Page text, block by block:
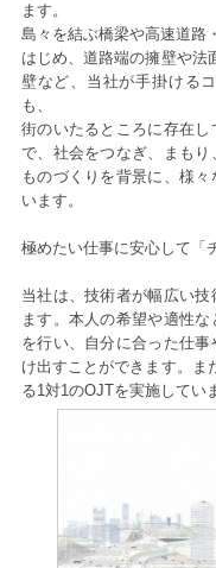
ます。
島々を結ぶ橋梁や高速道路
はじめ、道路端の擁壁や法
壁など、当社が手掛ける
も、
街のいたるところに存在
で、社会をつなぎ、まも
ものづくりを背景に、様
います。
極めたい仕事に安心して「
当社は、技術者が幅広い
ます。本人の希望や適性
を行い、自分に合った仕
け出すことができます。ま
る1対1のOJTを実施してい